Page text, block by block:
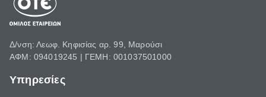
Δ/νση: Λεωφ. Κηφισίας αρ. 99, Μαρούσι
ΑΦΜ: 094019245 | ΓΕΜΗ: 001037501000
Υπηρεσίες